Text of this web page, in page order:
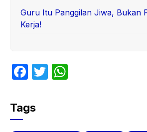
Guru Itu Panggilan Jiwa, Bukan
Kerja!
F
c
e
T
Tags